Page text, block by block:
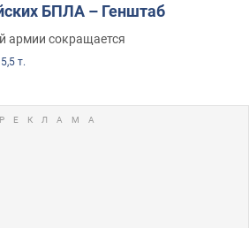
БПЛА – Генштаб
армии сокращается
т.